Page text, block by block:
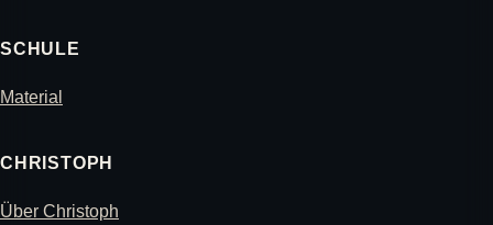
SCHULE
Material
CHRISTOPH
Über Christoph